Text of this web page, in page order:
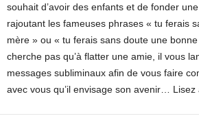
souhait d’avoir des enfants et de fonder
rajoutant les fameuses phrases « tu ferais
mère » ou « tu ferais sans doute une
cherche pas qu’à flatter une amie, il vous
messages subliminaux afin de vous faire
avec vous qu’il envisage son avenir… Lisez